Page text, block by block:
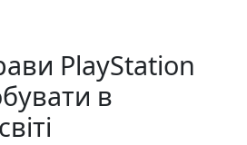
PlayStation
в